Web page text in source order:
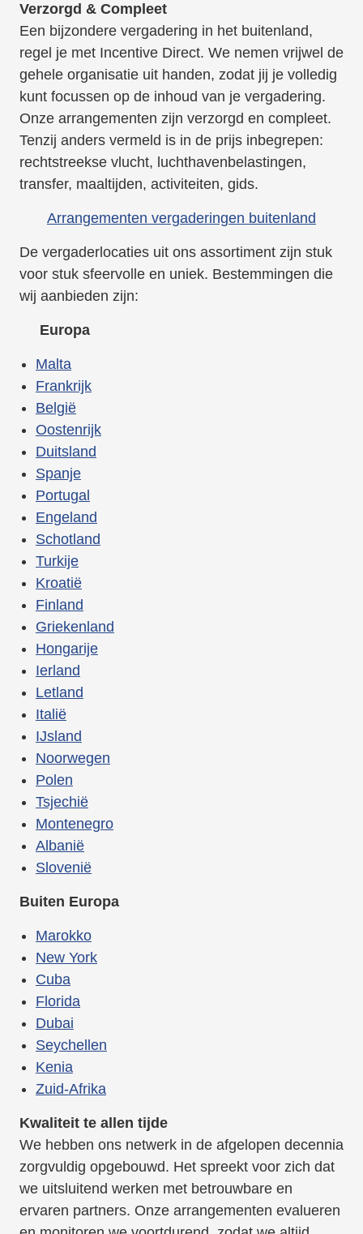
Verzorgd & Compleet
Een bijzondere vergadering in het buitenland,
regel je met Incentive Direct. We nemen vrijwel de
gehele organisatie uit handen, zodat jij je volledig
kunt focussen op de inhoud van je vergadering.
Onze arrangementen zijn verzorgd en compleet.
Tenzij anders vermeld is in de prijs inbegrepen:
rechtstreekse vlucht, luchthavenbelastingen,
transfer, maaltijden, activiteiten, gids.
Arrangementen vergaderingen buitenland
De vergaderlocaties uit ons assortiment zijn stuk
voor stuk sfeervolle en uniek. Bestemmingen die
wij aanbieden zijn:
Europa
Malta
Frankrijk
België
Oostenrijk
Duitsland
Spanje
Portugal
Engeland
Schotland
Turkije
Kroatië
Finland
Griekenland
Hongarije
Ierland
Letland
Italië
IJsland
Noorwegen
Polen
Tsjechië
Montenegro
Albanië
Slovenië
Buiten Europa
Marokko
New York
Cuba
Florida
Dubai
Seychellen
Kenia
Zuid-Afrika
Kwaliteit te allen tijde
We hebben ons netwerk in de afgelopen decennia
zorgvuldig opgebouwd. Het spreekt voor zich dat
we uitsluitend werken met betrouwbare en
ervaren partners. Onze arrangementen evalueren